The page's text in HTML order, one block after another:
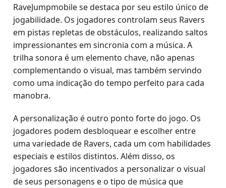
RaveJumpmobile se destaca por seu estilo único de
jogabilidade. Os jogadores controlam seus Ravers
em pistas repletas de obstáculos, realizando saltos
impressionantes em sincronia com a música. A
trilha sonora é um elemento chave, não apenas
complementando o visual, mas também servindo
como uma indicação do tempo perfeito para cada
manobra.
A personalização é outro ponto forte do jogo. Os
jogadores podem desbloquear e escolher entre
uma variedade de Ravers, cada um com habilidades
especiais e estilos distintos. Além disso, os
jogadores são incentivados a personalizar o visual
de seus personagens e o tipo de música que